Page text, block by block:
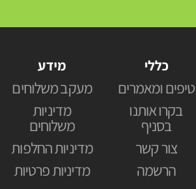
כללי
טיפים ומאמרים
בקרו אותנו
בסניף
צור קשר
הרשמה
מידע
מעקב משלוחים
מדיניות
משלוחים
מדיניות החלפות
מדיניות פרטיות